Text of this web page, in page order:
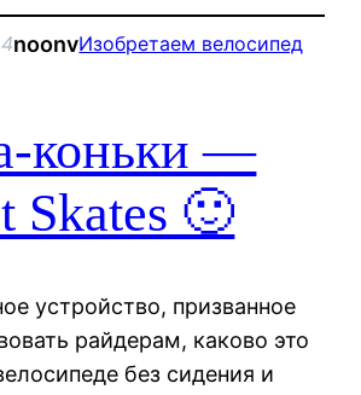
noonvИзобретаем велосипед
коньки —
Skates 🙂
устройство, призванное
райдерам, каково это
без сидения и